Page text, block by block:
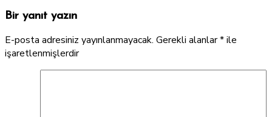
Bir yanıt yazın
E-posta adresiniz yayınlanmayacak. Gerekli alanlar*ile
işaretlenmişlerdir